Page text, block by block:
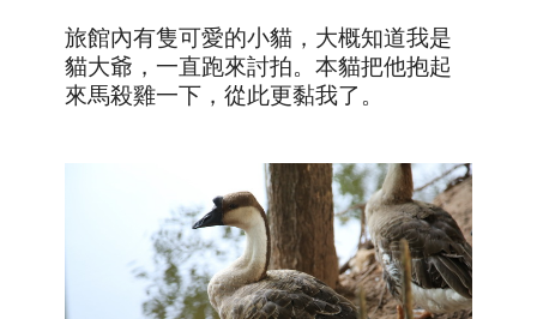
旅館內有隻可愛的小貓，大概知道我是
貓大爺，一直跑來討拍。本貓把他抱起
來馬殺雞一下，從此更黏我了。